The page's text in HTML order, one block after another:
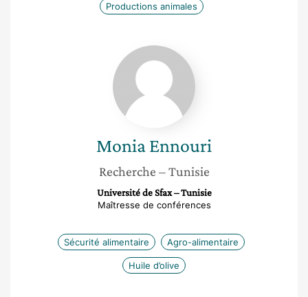
Productions animales
Monia
Ennouri
MoniaEnnouri
Recherche – Tunisie
Université de Sfax – Tunisie
Maîtresse de conférences
Sécurité alimentaire Agro-alimentaire
Huile d’olive